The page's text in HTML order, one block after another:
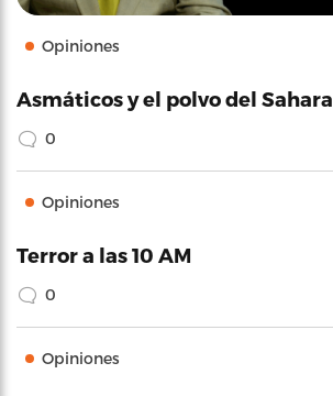
Opiniones
Asmáticos y el polvo del Sahara
0
Opiniones
Terror a las 10 AM
0
Opiniones